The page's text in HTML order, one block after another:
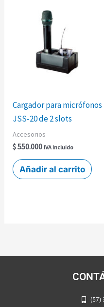
Cargador para micrófonos
JSS-20 de 2 slots
Accesorios
$550.000 IVA Incluido
Añadir al carrito
(57)